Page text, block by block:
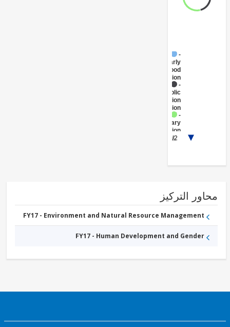
Childhood
Education
Administration
- Education
Education
FY17 -
التركيز
FY17 - Environment and Natural Resource Management
FY17 - Human Development and Gender